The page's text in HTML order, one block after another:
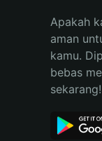
Bahasa Indonesia
Español
Apakah
aman
kamu.
bebas
sekarang!